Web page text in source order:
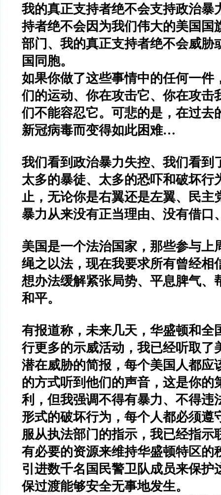
我的真正支持者绝不会支持政治暴
持者绝不会因为我们伟大的美国国
部门、我的真正支持者绝不会威胁
国同胞。
如果你做了这些事情中的任何一件
们的运动、你在攻击它、你在攻击
们不能容忍它。可悲的是，在过去
新冠病毒而变得如此困难…
我们看到政治暴力失控、我们看到
太多的暴徒、太多的恐吓和破坏行
止，无论你是右翼还是左翼、民主
暴力从来没有正当理由、没有借口
美国是一个法治国家，那些参与上
绳之以法，现在我要求所有曾经相
想办法缓解紧张局势、平息脾气、
和平。
有报道称，未来几天，华盛顿和全
行更多的示威活动，我已经听取了
潜在威胁的简报，每个美国人都应
的方式听到他们的声音，这是你的
利，但我强调不得有暴力、不得违
形式的破坏行为，每个人都必须遵
服从执法部门的指示，我已经指示
有必要的资源来维持华盛顿特区的
引进数千名国民警卫队成员来保护
保过渡能够安全无事地发生。